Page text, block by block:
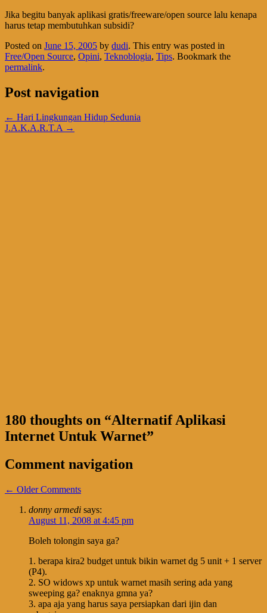
Jika begitu banyak aplikasi gratis/freeware/open source lalu kenapa
harus tetap membutuhkan subsidi?
Posted on June 15, 2005 by dudi. This entry was posted in
Free/Open Source, Opini, Teknoblogia, Tips. Bookmark the
permalink.
Post navigation
← Hari Lingkungan Hidup Sedunia
J.A.K.A.R.T.A →
180 thoughts on “Alternatif Aplikasi
Internet Untuk Warnet”
Comment navigation
← Older Comments
donny armedi says:
August 11, 2008 at 4:45 pm
Boleh tolongin saya ga?
1. berapa kira2 budget untuk bikin warnet dg 5 unit + 1 server
(P4).
2. SO widows xp untuk warnet masih sering ada yang
sweeping ga? enaknya gmna ya?
3. apa aja yang harus saya persiapkan dari ijin dan